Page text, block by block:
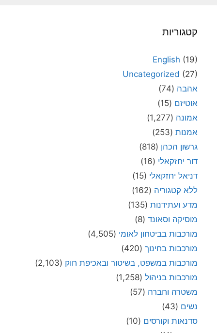
קטגוריות
English (19)
Uncategorized (27)
אהבה (74)
אוטיזם (15)
אמונה (1,277)
אמנות (253)
גרשון הכהן (818)
דור יחזקאלי (16)
דניאל יחזקאלי (15)
ללא קטגוריה (162)
מדע ועתידנות (135)
מוסיקה וסאונד (8)
מורכבות בביטחון לאומי (4,505)
מורכבות בחינוך (420)
מורכבות במשפט, בשיטור ובאכיפת חוק (2,103)
מורכבות בניהול (1,258)
משטרה וחברה (57)
נשים (43)
סדנאות וקורסים (10)